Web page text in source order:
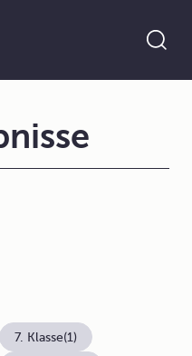
7. Klasse(1)